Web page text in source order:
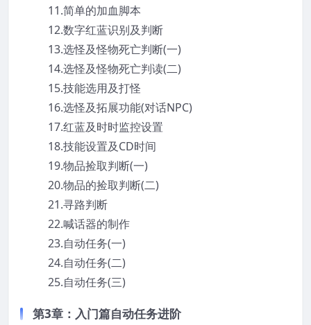
11.简单的加血脚本
12.数字红蓝识别及判断
13.选怪及怪物死亡判断(一)
14.选怪及怪物死亡判读(二)
15.技能选用及打怪
16.选怪及拓展功能(对话NPC)
17.红蓝及时时监控设置
18.技能设置及CD时间
19.物品捡取判断(一)
20.物品的捡取判断(二)
21.寻路判断
22.喊话器的制作
23.自动任务(一)
24.自动任务(二)
25.自动任务(三)
第3章：入门篇自动任务进阶